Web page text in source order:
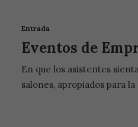
Entrada
Eventos de
En que los asistentes
salones, apropiados para